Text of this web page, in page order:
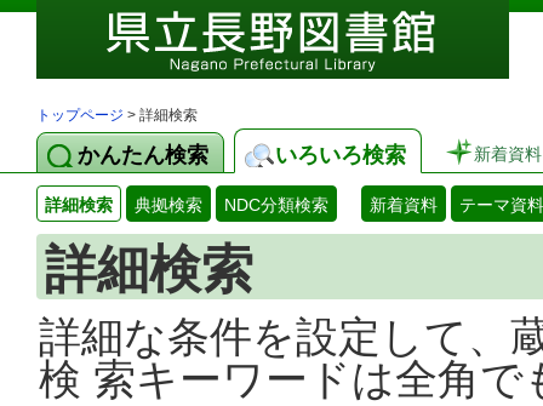
トップページ > 詳細検索
かんたん検索 いろいろ検索 新着資料
詳細検索 典拠検索 NDC分類検索 新着資料 テーマ資料
詳細検索
詳細な条件を設定して、
検 索キーワードは全角